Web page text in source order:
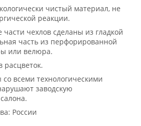
чистый материал, не
реакции.
чехлов сделаны из гладкой
часть из перфорированной
или велюра.
расцветок.
всеми технологическими
заводскую
России